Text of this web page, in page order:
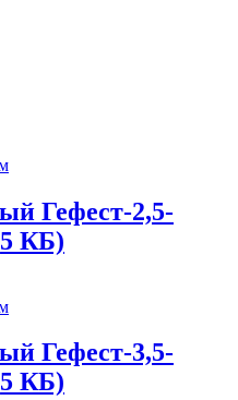
Гефест-2,5-
КБ)
Гефест-3,5-
КБ)